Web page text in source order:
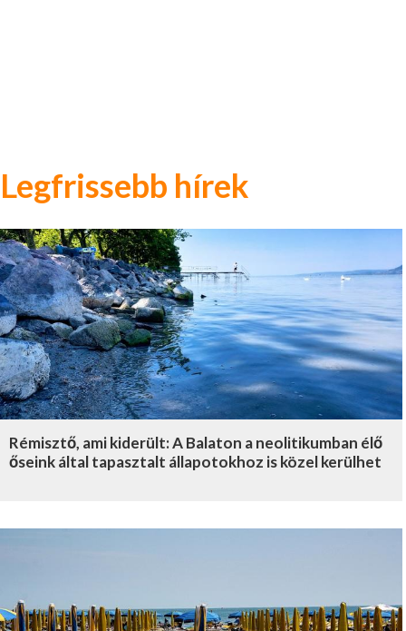
Legfrissebb hírek
Rémisztő, ami kiderült: A Balaton a neolitikumban élő
őseink által tapasztalt állapotokhoz is közel kerülhet